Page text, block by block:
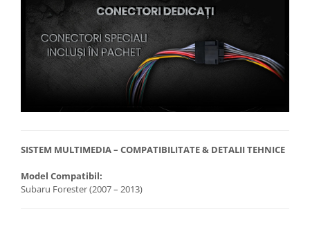
SISTEM MULTIMEDIA – COMPATIBILITATE & DETALII TEHNICE
Model Compatibil:
Subaru Forester (2007 – 2013)